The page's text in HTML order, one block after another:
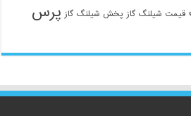
قیمت شیلنگ گاز پخش شیلنگ گاز پرس